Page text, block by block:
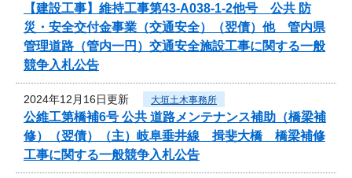
【建設工事】維持工事第43-A038-1-2他号 公共 防
災・安全交付金事業（交通安全）（翌債）他 管内県
管理道路（管内一円）交通安全施設工事に関する一般
競争入札公告
2024年12月16日更新 大垣土木事務所
公維工第橋補6号 公共 道路メンテナンス補助（橋梁補
修）（翌債）（主）岐阜垂井線 揖斐大橋 橋梁補修
工事に関する一般競争入札公告